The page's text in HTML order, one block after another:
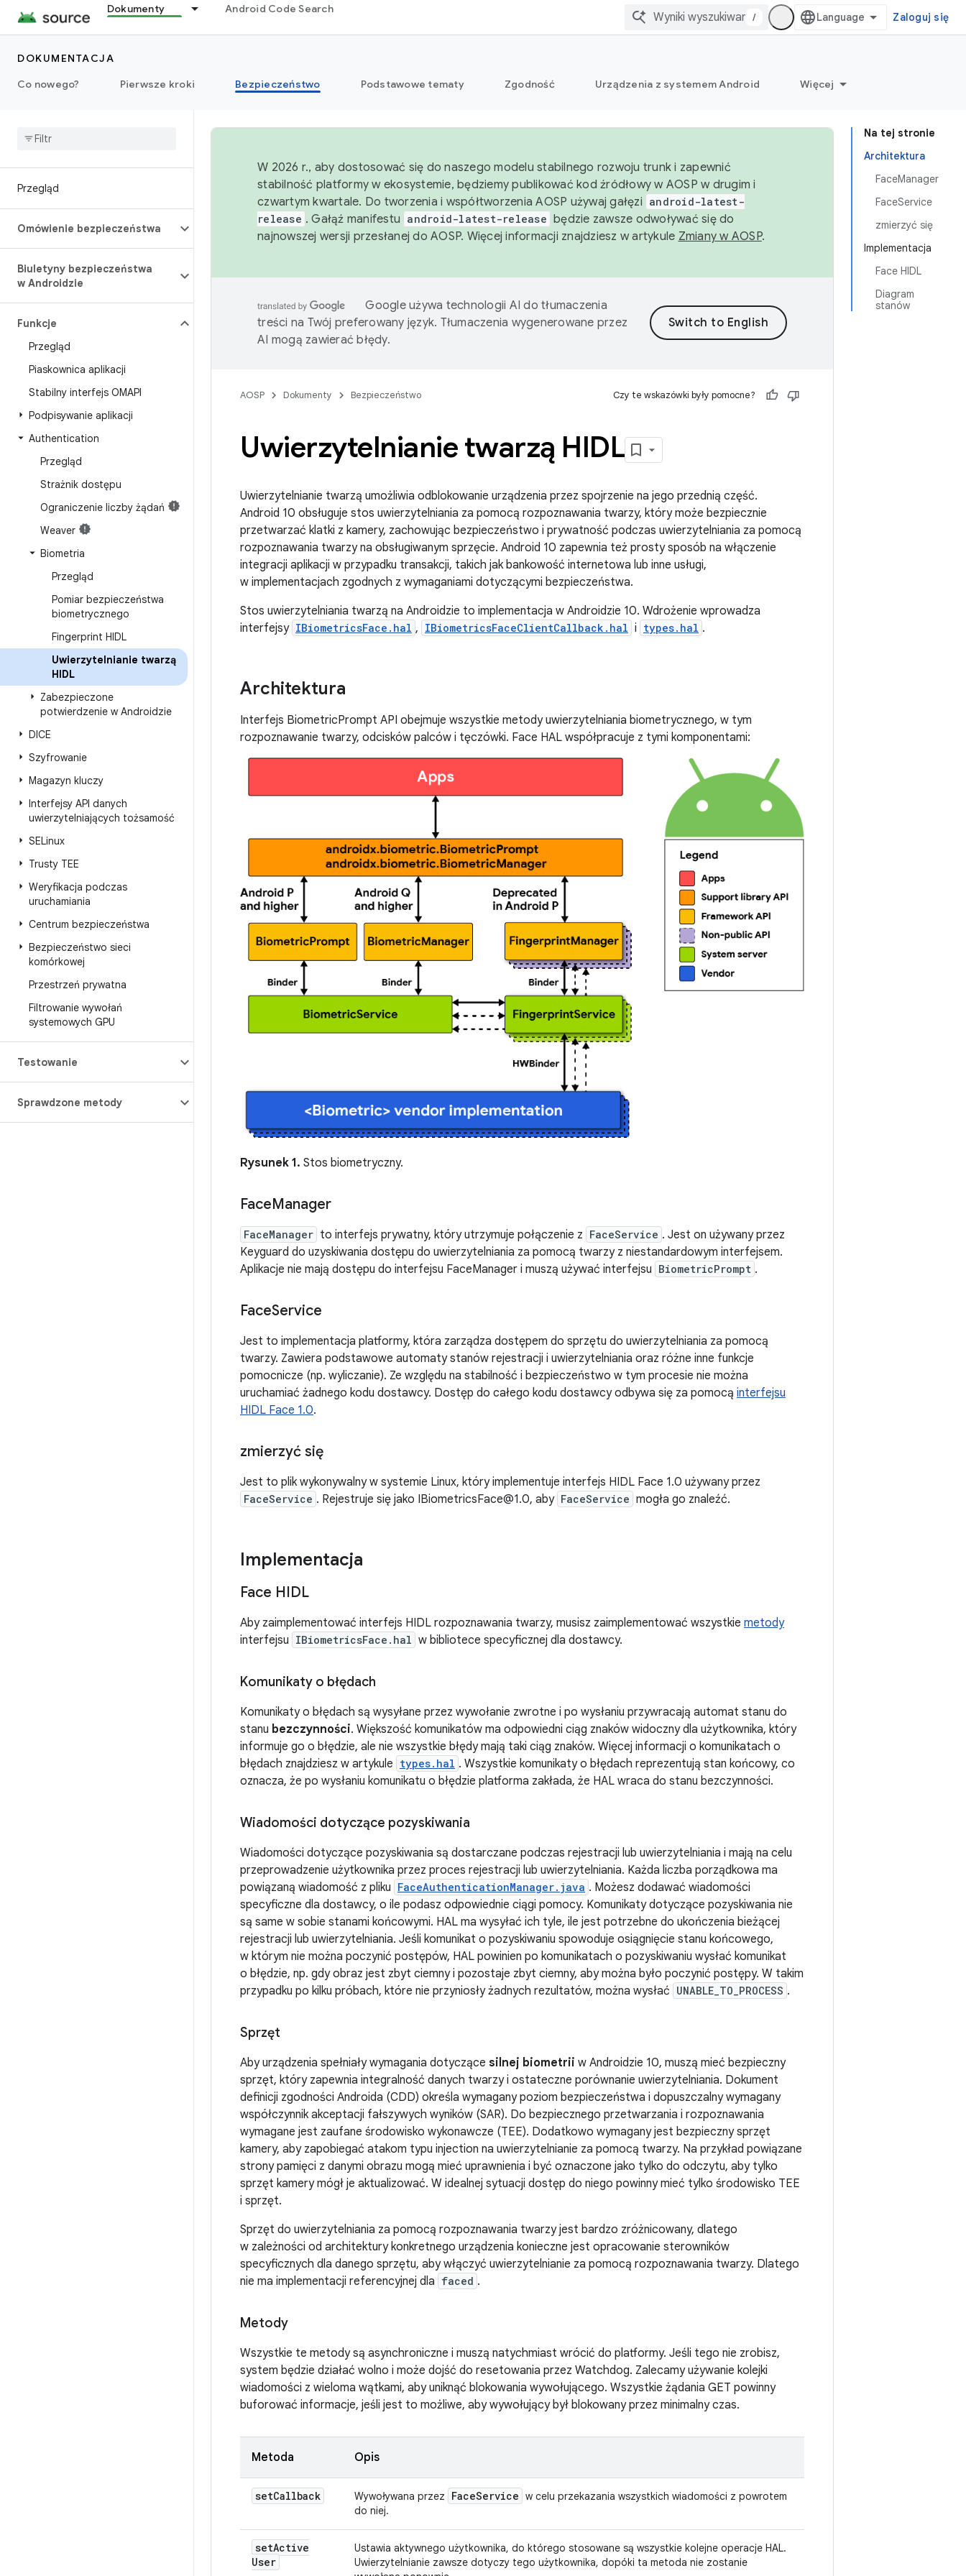
Dokumenty Android Code Search
/ Zaloguj się
DOKUMENTACJA
Co nowego?
Pierwsze kroki Bezpieczeństwo Podstawowe tematy Zgodność Urządzenia z systemem Android Więcej
Przegląd
Omówienie bezpieczeństwa
Biuletyny bezpieczeństwa
w Androidzie
Funkcje
Przegląd
Piaskownica aplikacji
Stabilny interfejs OMAPI
Podpisywanie aplikacji
Authentication
Przegląd
Strażnik dostępu
Ograniczenie liczby żądań
Weaver
Biometria
Przegląd
Pomiar bezpieczeństwa
biometrycznego
Fingerprint HIDL
Uwierzytelnianie twarzą
HIDL
Zabezpieczone
potwierdzenie w Androidzie
DICE
Szyfrowanie
Magazyn kluczy
Interfejsy API danych
uwierzytelniających tożsamość
SELinux
Trusty TEE
Weryfikacja podczas
uruchamiania
Centrum bezpieczeństwa
Bezpieczeństwo sieci
komórkowej
Przestrzeń prywatna
Filtrowanie wywołań
systemowych GPU
Testowanie
Sprawdzone metody
Na tej stronie
Architektura
FaceManager
FaceService
zmierzyć się
Implementacja
Face HIDL
Diagram
stanów
W 2026 r., aby dostosować się do naszego modelu stabilnego rozwoju trunk i zapewnić
stabilność platformy w ekosystemie, będziemy publikować kod źródłowy w AOSP w drugim i
czwartym kwartale. Do tworzenia i współtworzenia AOSP używaj gałęzi android-latest-
release . Gałąź manifestu android-latest-release będzie zawsze odwoływać się do
najnowszej wersji przesłanej do AOSP. Więcej informacji znajdziesz w artykule Zmiany w AOSP.
Google używa technologii AI do tłumaczenia
treści na Twój preferowany język. Tłumaczenia wygenerowane przez
AI mogą zawierać błędy.
AOSP Dokumenty Bezpieczeństwo Czy te wskazówki były pomocne?
Uwierzytelnianie twarzą HIDL
Uwierzytelnianie twarzą umożliwia odblokowanie urządzenia przez spojrzenie na jego przednią część.
Android 10 obsługuje stos uwierzytelniania za pomocą rozpoznawania twarzy, który może bezpiecznie
przetwarzać klatki z kamery, zachowując bezpieczeństwo i prywatność podczas uwierzytelniania za pomocą
rozpoznawania twarzy na obsługiwanym sprzęcie. Android 10 zapewnia też prosty sposób na włączenie
integracji aplikacji w przypadku transakcji, takich jak bankowość internetowa lub inne usługi,
w implementacjach zgodnych z wymaganiami dotyczącymi bezpieczeństwa.
Stos uwierzytelniania twarzą na Androidzie to implementacja w Androidzie 10. Wdrożenie wprowadza
interfejsy IBiometricsFace.hal , IBiometricsFaceClientCallback.hal i types.hal .
Architektura
Interfejs BiometricPrompt API obejmuje wszystkie metody uwierzytelniania biometrycznego, w tym
rozpoznawanie twarzy, odcisków palców i tęczówki. Face HAL współpracuje z tymi komponentami:
Rysunek 1. Stos biometryczny.
FaceManager
FaceManager to interfejs prywatny, który utrzymuje połączenie z FaceService . Jest on używany przez
Keyguard do uzyskiwania dostępu do uwierzytelniania za pomocą twarzy z niestandardowym interfejsem.
Aplikacje nie mają dostępu do interfejsu FaceManager i muszą używać interfejsu BiometricPrompt .
FaceService
Jest to implementacja platformy, która zarządza dostępem do sprzętu do uwierzytelniania za pomocą
twarzy. Zawiera podstawowe automaty stanów rejestracji i uwierzytelniania oraz różne inne funkcje
pomocnicze (np. wyliczanie). Ze względu na stabilność i bezpieczeństwo w tym procesie nie można
uruchamiać żadnego kodu dostawcy. Dostęp do całego kodu dostawcy odbywa się za pomocą interfejsu
HIDL Face 1.0.
zmierzyć się
Jest to plik wykonywalny w systemie Linux, który implementuje interfejs HIDL Face 1.0 używany przez
FaceService . Rejestruje się jako IBiometricsFace@1.0, aby FaceService mogła go znaleźć.
Implementacja
Face HIDL
Aby zaimplementować interfejs HIDL rozpoznawania twarzy, musisz zaimplementować wszystkie metody
interfejsu IBiometricsFace.hal w bibliotece specyficznej dla dostawcy.
Komunikaty o błędach
Komunikaty o błędach są wysyłane przez wywołanie zwrotne i po wysłaniu przywracają automat stanu do
stanu bezczynności. Większość komunikatów ma odpowiedni ciąg znaków widoczny dla użytkownika, który
informuje go o błędzie, ale nie wszystkie błędy mają taki ciąg znaków. Więcej informacji o komunikatach o
błędach znajdziesz w artykule types.hal . Wszystkie komunikaty o błędach reprezentują stan końcowy, co
oznacza, że po wysłaniu komunikatu o błędzie platforma zakłada, że HAL wraca do stanu bezczynności.
Wiadomości dotyczące pozyskiwania
Wiadomości dotyczące pozyskiwania są dostarczane podczas rejestracji lub uwierzytelniania i mają na celu
przeprowadzenie użytkownika przez proces rejestracji lub uwierzytelniania. Każda liczba porządkowa ma
powiązaną wiadomość z pliku FaceAuthenticationManager.java . Możesz dodawać wiadomości
specyficzne dla dostawcy, o ile podasz odpowiednie ciągi pomocy. Komunikaty dotyczące pozyskiwania nie
są same w sobie stanami końcowymi. HAL ma wysyłać ich tyle, ile jest potrzebne do ukończenia bieżącej
rejestracji lub uwierzytelniania. Jeśli komunikat o pozyskiwaniu spowoduje osiągnięcie stanu końcowego,
w którym nie można poczynić postępów, HAL powinien po komunikatach o pozyskiwaniu wysłać komunikat
o błędzie, np. gdy obraz jest zbyt ciemny i pozostaje zbyt ciemny, aby można było poczynić postępy. W takim
przypadku po kilku próbach, które nie przyniosły żadnych rezultatów, można wysłać UNABLE_TO_PROCESS .
Sprzęt
Aby urządzenia spełniały wymagania dotyczące silnej biometrii w Androidzie 10, muszą mieć bezpieczny
sprzęt, który zapewnia integralność danych twarzy i ostateczne porównanie uwierzytelniania. Dokument
definicji zgodności Androida (CDD) określa wymagany poziom bezpieczeństwa i dopuszczalny wymagany
współczynnik akceptacji fałszywych wyników (SAR). Do bezpiecznego przetwarzania i rozpoznawania
wymagane jest zaufane środowisko wykonawcze (TEE). Dodatkowo wymagany jest bezpieczny sprzęt
kamery, aby zapobiegać atakom typu injection na uwierzytelnianie za pomocą twarzy. Na przykład powiązane
strony pamięci z danymi obrazu mogą mieć uprawnienia i być oznaczone jako tylko do odczytu, aby tylko
sprzęt kamery mógł je aktualizować. W idealnej sytuacji dostęp do niego powinny mieć tylko środowisko TEE
i sprzęt.
Sprzęt do uwierzytelniania za pomocą rozpoznawania twarzy jest bardzo zróżnicowany, dlatego
w zależności od architektury konkretnego urządzenia konieczne jest opracowanie sterowników
specyficznych dla danego sprzętu, aby włączyć uwierzytelnianie za pomocą rozpoznawania twarzy. Dlatego
nie ma implementacji referencyjnej dla faced .
Metody
Wszystkie te metody są asynchroniczne i muszą natychmiast wrócić do platformy. Jeśli tego nie zrobisz,
system będzie działać wolno i może dojść do resetowania przez Watchdog. Zalecamy używanie kolejki
wiadomości z wieloma wątkami, aby uniknąć blokowania wywołującego. Wszystkie żądania GET powinny
buforować informacje, jeśli jest to możliwe, aby wywołujący był blokowany przez minimalny czas.
Metoda Opis
setCallback Wywoływana przez FaceService w celu przekazania wszystkich wiadomości z powrotem
do niej.
setActive
User
Ustawia aktywnego użytkownika, do którego stosowane są wszystkie kolejne operacje HAL.
Uwierzytelnianie zawsze dotyczy tego użytkownika, dopóki ta metoda nie zostanie